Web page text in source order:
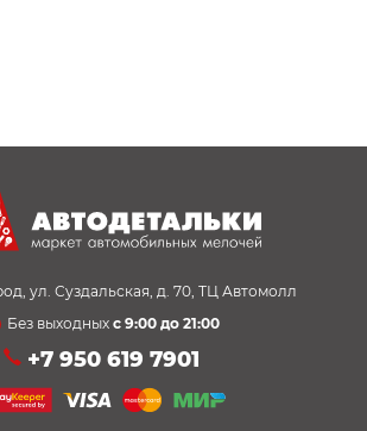
ул. Суздальская, д. 70, ТЦ Автомолл
Без выходных с 9:00 до 21:00
+7 950 619 7901